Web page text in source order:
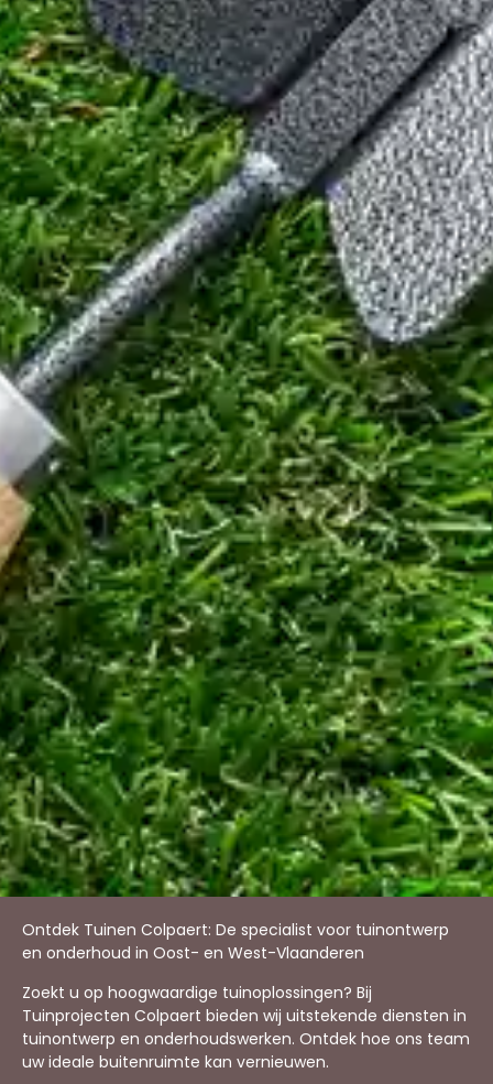
Ontdek Tuinen Colpaert: De specialist voor tuinontwerp
en onderhoud in Oost- en West-Vlaanderen
Zoekt u op hoogwaardige tuinoplossingen? Bij
Tuinprojecten Colpaert bieden wij uitstekende diensten in
tuinontwerp en onderhoudswerken. Ontdek hoe ons team
uw ideale buitenruimte kan vernieuwen.